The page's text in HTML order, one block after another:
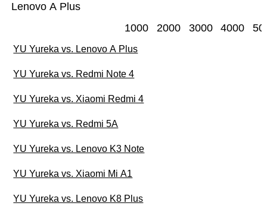
Lenovo A Plus
1000 2000 3000 4000
YU Yureka vs. Lenovo A Plus
YU Yureka vs. Redmi Note 4
YU Yureka vs. Xiaomi Redmi 4
YU Yureka vs. Redmi 5A
YU Yureka vs. Lenovo K3 Note
YU Yureka vs. Xiaomi Mi A1
YU Yureka vs. Lenovo K8 Plus